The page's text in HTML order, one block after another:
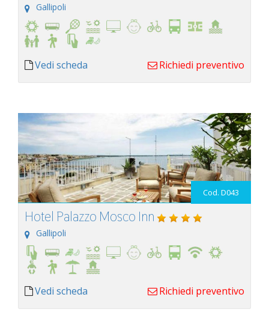
Gallipoli
Vedi scheda Richiedi preventivo
Cod. D043
Hotel Palazzo Mosco Inn
Gallipoli
Vedi scheda Richiedi preventivo